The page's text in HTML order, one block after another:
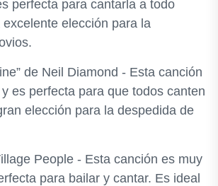
perfecta para cantarla a todo
elección para la
de Neil Diamond - Esta canción
es perfecta para que todos canten
elección para la despedida de
People - Esta canción es muy
para bailar y cantar. Es ideal